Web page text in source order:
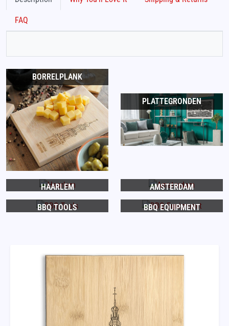
FAQ
BORRELPLANK
PLATTEGRONDEN
HAARLEM AMSTERDAM
BBQ TOOLS BBQ EQUIPMENT